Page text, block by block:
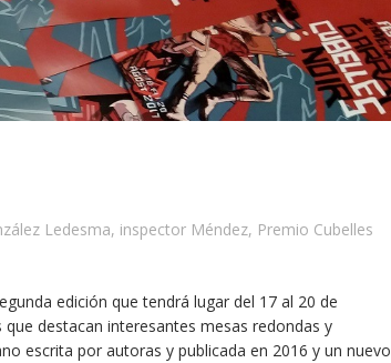
Ledesma, inspector Méndez, Premio Cubelles
edición que tendrá lugar del 17 al 20 de
destacan interesantes mesas redondas y
escrita por autoras y publicada en 2016 y un nuevo